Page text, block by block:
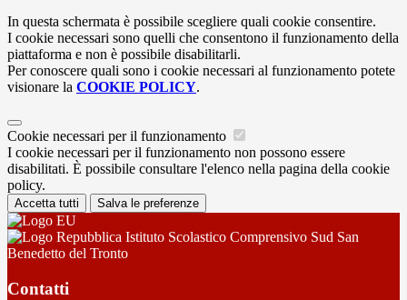
In questa schermata è possibile scegliere quali cookie consentire.
I cookie necessari sono quelli che consentono il funzionamento della
piattaforma e non è possibile disabilitarli.
Per conoscere quali sono i cookie necessari al funzionamento potete
visionare la COOKIE POLICY.
Cookie necessari per il funzionamento
I cookie necessari per il funzionamento non possono essere
disabilitati. È possibile consultare l'elenco nella pagina della cookie
policy.
Accetta tutti Salva le preferenze
Istituto Scolastico Comprensivo Sud San
Benedetto del Tronto
Contatti